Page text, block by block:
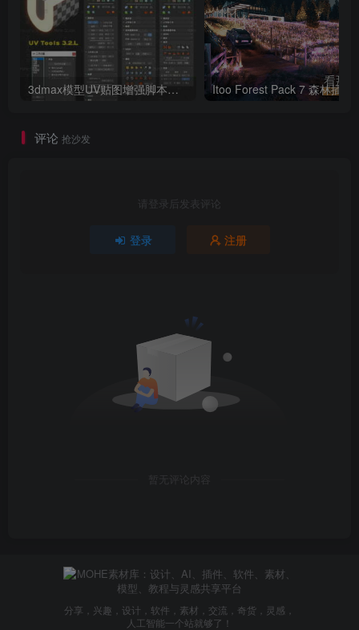
3dmax模型UV贴图增强脚本插件工具UVTools 3.2L 汉化破解版 For 3dmax2014~2023
评论 抢沙发
请登录后发表评论
登录 注册
暂无评论内容
分享，兴趣，设计，软件，素材，交流，奇货，灵感，
人工智能一个站就够了！